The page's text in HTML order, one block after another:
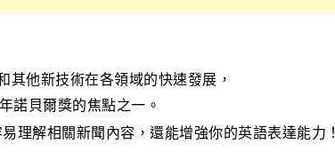
其他新技術在各領域的快速發展，
諾貝爾獎的焦點之一。
易理解相關新聞內容，還能增強你的英語表達能力！